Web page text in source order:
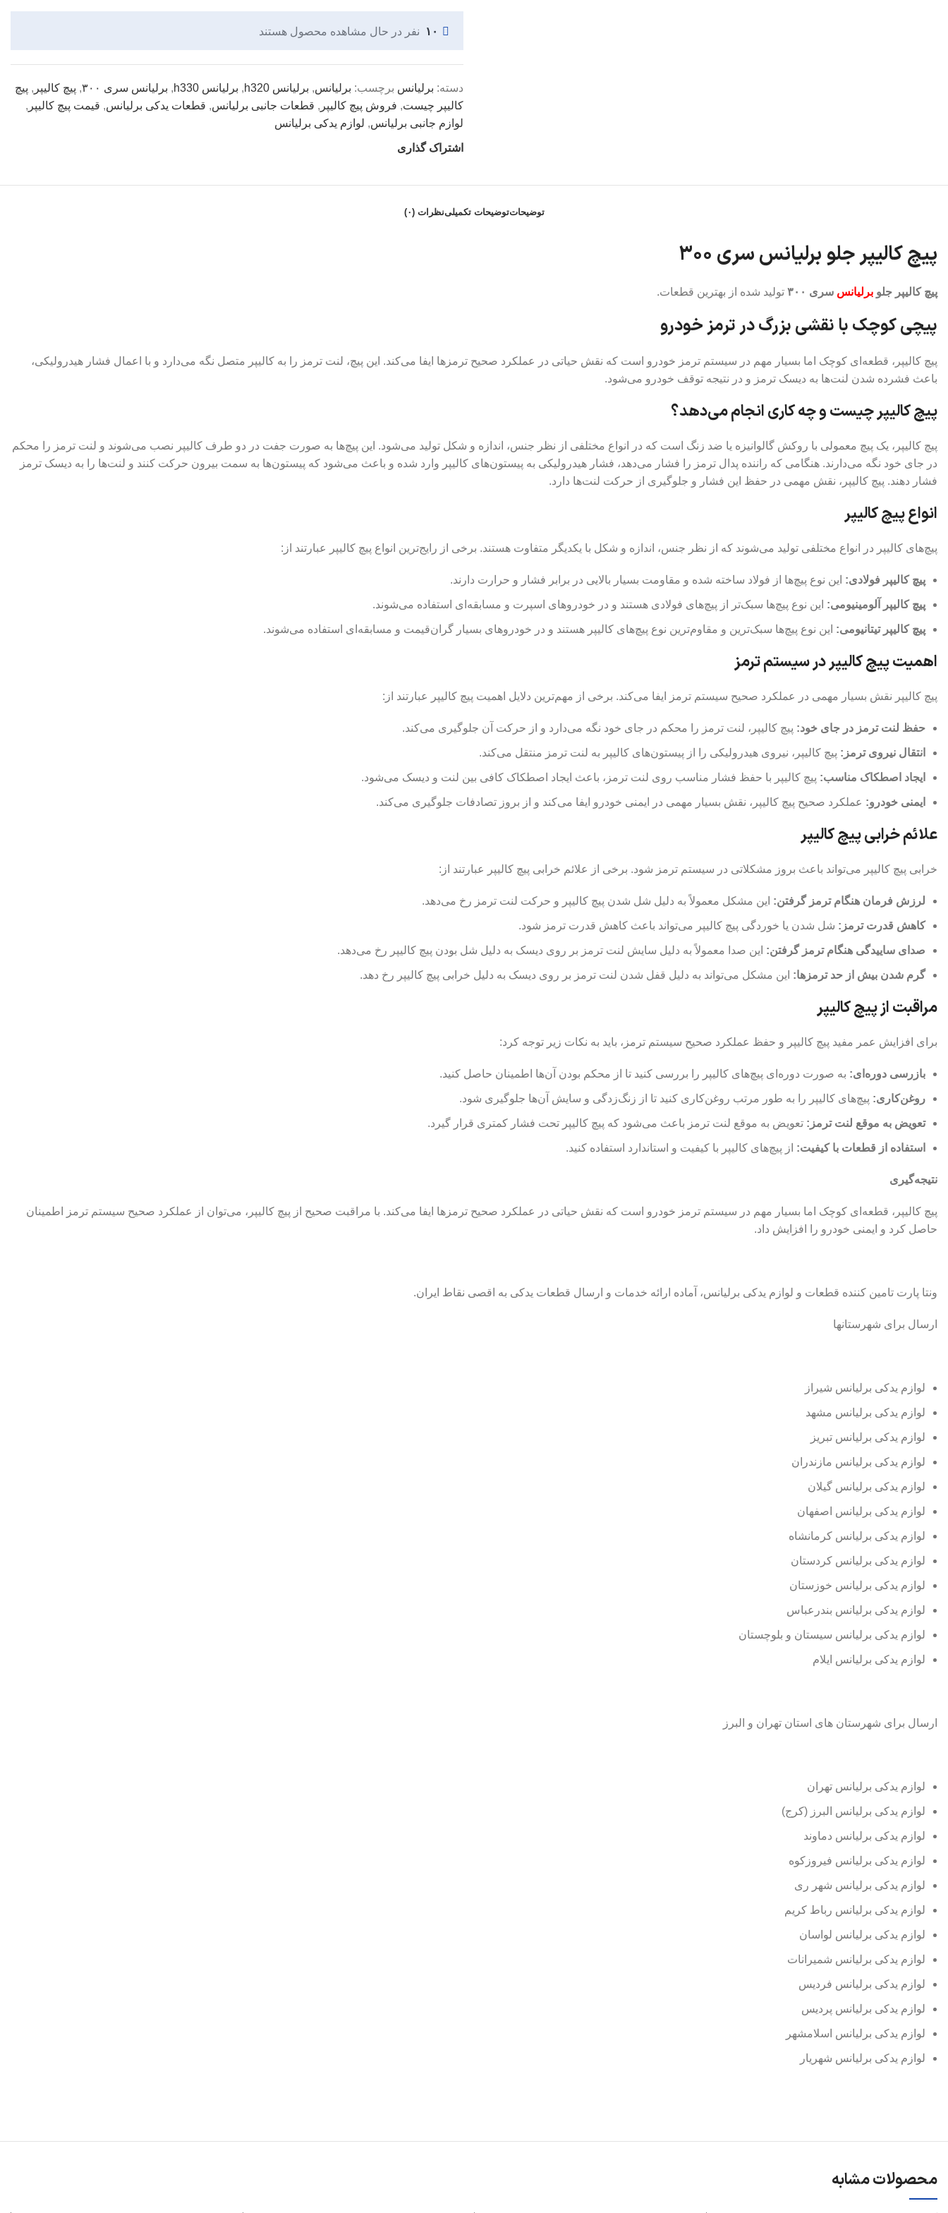
ریول دسته دنده
اهرم ترمز دستی
دیگر قطعات...
سیستم سوخت
فیلتر بنزین
دیگر قطعات...
آینه بغل
دیگر قطعات...
۱۰ نفر در حال مشاهده محصول هستند
دسته: برلیانس برچسب: برلیانس, برلیانس h320 , برلیانس h330 , برلیانس سری ۳۰۰ , پیچ کالیپر , پیچ
کالیپر چیست, فروش پیچ کالیپر , قطعات جانبی برلیانس, قطعات یدکی برلیانس, قیمت پیچ کالیپر ,
لوازم جانبی برلیانس, لوازم یدکی برلیانس
اشتراک گذاری
توضیحاتتوضیحات تکمیلینظرات (۰)
پیچ کالیپر جلو برلیانس سری ۳۰۰
پیچ کالیپر جلو برلیانس سری ۳۰۰ تولید شده از بهترین قطعات.
پیچی کوچک با نقشی بزرگ در ترمز خودرو
پیچ کالیپر، قطعه‌ای کوچک اما بسیار مهم در سیستم ترمز خودرو است که نقش حیاتی در عملکرد صحیح ترمزها ایفا می‌کند. این پیچ، لنت ترمز را به کالیپر متصل نگه می‌دارد و با اعمال فشار هیدرولیکی،
باعث فشرده شدن لنت‌ها به دیسک ترمز و در نتیجه توقف خودرو می‌شود.
پیچ کالیپر چیست و چه کاری انجام می‌دهد؟
پیچ کالیپر، یک پیچ معمولی با روکش گالوانیزه یا ضد زنگ است که در انواع مختلفی از نظر جنس، اندازه و شکل تولید می‌شود. این پیچ‌ها به صورت جفت در دو طرف کالیپر نصب می‌شوند و لنت ترمز را محکم
در جای خود نگه می‌دارند. هنگامی که راننده پدال ترمز را فشار می‌دهد، فشار هیدرولیکی به پیستون‌های کالیپر وارد شده و باعث می‌شود که پیستون‌ها به سمت بیرون حرکت کنند و لنت‌ها را به دیسک ترمز
فشار دهند. پیچ کالیپر، نقش مهمی در حفظ این فشار و جلوگیری از حرکت لنت‌ها دارد.
انواع پیچ کالیپر
پیچ‌های کالیپر در انواع مختلفی تولید می‌شوند که از نظر جنس، اندازه و شکل با یکدیگر متفاوت هستند. برخی از رایج‌ترین انواع پیچ کالیپر عبارتند از:
پیچ کالیپر فولادی: این نوع پیچ‌ها از فولاد ساخته شده و مقاومت بسیار بالایی در برابر فشار و حرارت دارند.
پیچ کالیپر آلومینیومی: این نوع پیچ‌ها سبک‌تر از پیچ‌های فولادی هستند و در خودروهای اسپرت و مسابقه‌ای استفاده می‌شوند.
پیچ کالیپر تیتانیومی: این نوع پیچ‌ها سبک‌ترین و مقاوم‌ترین نوع پیچ‌های کالیپر هستند و در خودروهای بسیار گران‌قیمت و مسابقه‌ای استفاده می‌شوند.
اهمیت پیچ کالیپر در سیستم ترمز
پیچ کالیپر نقش بسیار مهمی در عملکرد صحیح سیستم ترمز ایفا می‌کند. برخی از مهم‌ترین دلایل اهمیت پیچ کالیپر عبارتند از:
حفظ لنت ترمز در جای خود: پیچ کالیپر، لنت ترمز را محکم در جای خود نگه می‌دارد و از حرکت آن جلوگیری می‌کند.
انتقال نیروی ترمز: پیچ کالیپر، نیروی هیدرولیکی را از پیستون‌های کالیپر به لنت ترمز منتقل می‌کند.
ایجاد اصطکاک مناسب: پیچ کالیپر با حفظ فشار مناسب روی لنت ترمز، باعث ایجاد اصطکاک کافی بین لنت و دیسک می‌شود.
ایمنی خودرو: عملکرد صحیح پیچ کالیپر، نقش بسیار مهمی در ایمنی خودرو ایفا می‌کند و از بروز تصادفات جلوگیری می‌کند.
علائم خرابی پیچ کالیپر
خرابی پیچ کالیپر می‌تواند باعث بروز مشکلاتی در سیستم ترمز شود. برخی از علائم خرابی پیچ کالیپر عبارتند از:
لرزش فرمان هنگام ترمز گرفتن: این مشکل معمولاً به دلیل شل شدن پیچ کالیپر و حرکت لنت ترمز رخ می‌دهد.
کاهش قدرت ترمز: شل شدن یا خوردگی پیچ کالیپر می‌تواند باعث کاهش قدرت ترمز شود.
صدای ساییدگی هنگام ترمز گرفتن: این صدا معمولاً به دلیل سایش لنت ترمز بر روی دیسک به دلیل شل بودن پیچ کالیپر رخ می‌دهد.
گرم شدن بیش از حد ترمزها: این مشکل می‌تواند به دلیل قفل شدن لنت ترمز بر روی دیسک به دلیل خرابی پیچ کالیپر رخ دهد.
مراقبت از پیچ کالیپر
برای افزایش عمر مفید پیچ کالیپر و حفظ عملکرد صحیح سیستم ترمز، باید به نکات زیر توجه کرد:
بازرسی دوره‌ای: به صورت دوره‌ای پیچ‌های کالیپر را بررسی کنید تا از محکم بودن آن‌ها اطمینان حاصل کنید.
روغن‌کاری: پیچ‌های کالیپر را به طور مرتب روغن‌کاری کنید تا از زنگ‌زدگی و سایش آن‌ها جلوگیری شود.
تعویض به موقع لنت ترمز: تعویض به موقع لنت ترمز باعث می‌شود که پیچ کالیپر تحت فشار کمتری قرار گیرد.
استفاده از قطعات با کیفیت: از پیچ‌های کالیپر با کیفیت و استاندارد استفاده کنید.
نتیجه‌گیری
پیچ کالیپر، قطعه‌ای کوچک اما بسیار مهم در سیستم ترمز خودرو است که نقش حیاتی در عملکرد صحیح ترمزها ایفا می‌کند. با مراقبت صحیح از پیچ کالیپر، می‌توان از عملکرد صحیح سیستم ترمز اطمینان
حاصل کرد و ایمنی خودرو را افزایش داد.
ونتا پارت تامین کننده قطعات و لوازم یدکی برلیانس، آماده ارائه خدمات و ارسال قطعات یدکی به اقصی نقاط ایران.
ارسال برای شهرستانها
لوازم یدکی برلیانس شیراز
لوازم یدکی برلیانس مشهد
لوازم یدکی برلیانس تبریز
لوازم یدکی برلیانس مازندران
لوازم یدکی برلیانس گیلان
لوازم یدکی برلیانس اصفهان
لوازم یدکی برلیانس کرمانشاه
لوازم یدکی برلیانس کردستان
لوازم یدکی برلیانس خوزستان
لوازم یدکی برلیانس بندرعباس
لوازم یدکی برلیانس سیستان و بلوچستان
لوازم یدکی برلیانس ایلام
ارسال برای شهرستان های استان تهران و البرز
لوازم یدکی برلیانس تهران
لوازم یدکی برلیانس البرز (کرج)
لوازم یدکی برلیانس دماوند
لوازم یدکی برلیانس فیروزکوه
لوازم یدکی برلیانس شهر ری
لوازم یدکی برلیانس رباط کریم
لوازم یدکی برلیانس لواسان
لوازم یدکی برلیانس شمیرانات
لوازم یدکی برلیانس فردیس
لوازم یدکی برلیانس پردیس
لوازم یدکی برلیانس اسلامشهر
لوازم یدکی برلیانس شهریار
محصولات مشابه